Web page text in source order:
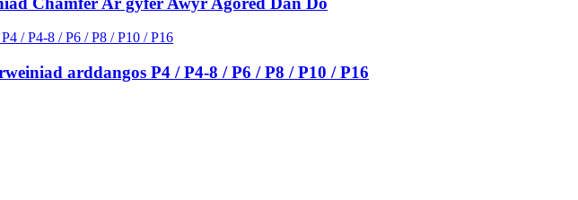
arddangos P4 / P4-8 / P6 / P8 / P10 / P16